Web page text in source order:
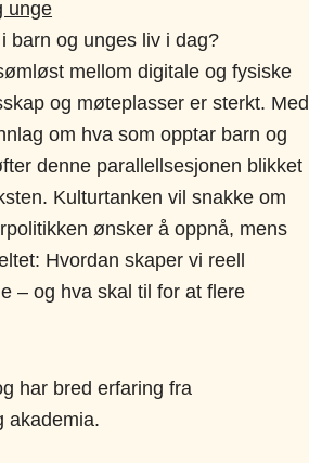
unge
barn og unges liv i dag?
mellom digitale og fysiske
og møteplasser er sterkt. Med
om hva som opptar barn og
denne parallellsesjonen blikket
Kulturtanken vil snakke om
ønsker å oppnå, mens
Hvordan skaper vi reell
– og hva skal til for at flere
har bred erfaring fra
akademia.